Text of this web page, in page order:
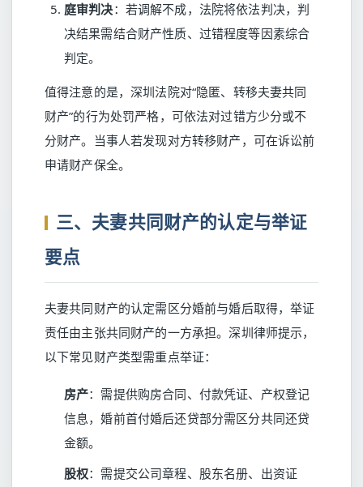
庭审判决：若调解不成，法院将依法判决，判
决结果需结合财产性质、过错程度等因素综合
判定。
值得注意的是，深圳法院对“隐匿、转移夫妻共同
财产”的行为处罚严格，可依法对过错方少分或不
分财产。当事人若发现对方转移财产，可在诉讼前
申请财产保全。
三、夫妻共同财产的认定与举证
要点
夫妻共同财产的认定需区分婚前与婚后取得，举证
责任由主张共同财产的一方承担。深圳律师提示，
以下常见财产类型需重点举证：
房产：需提供购房合同、付款凭证、产权登记
信息，婚前首付婚后还贷部分需区分共同还贷
金额。
股权：需提交公司章程、股东名册、出资证